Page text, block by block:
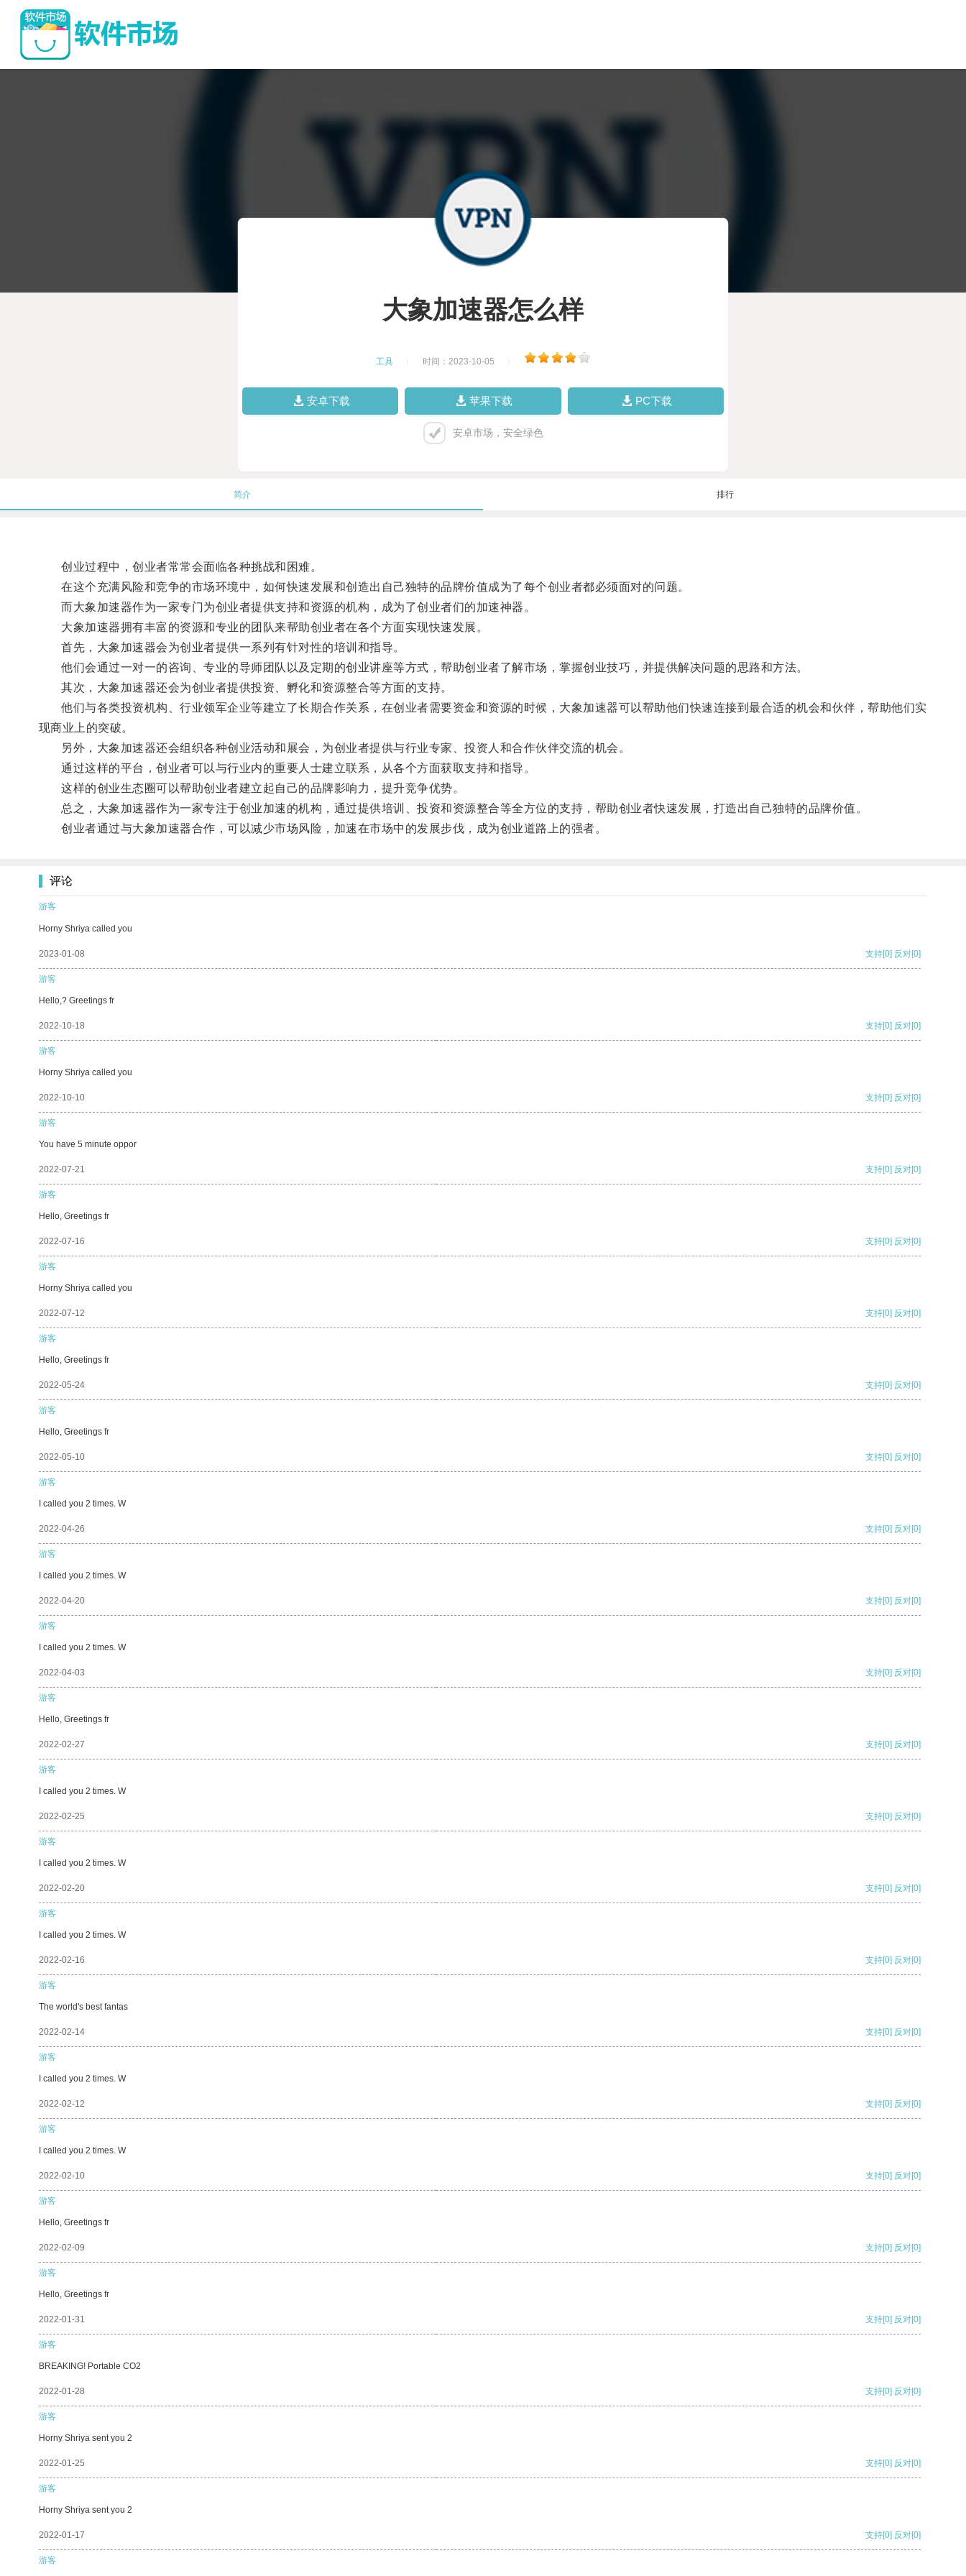
大象加速器怎么样
工具 时间：2023-10-05
安卓下载 苹果下载 PC下载
安卓市场，安全绿色
简介 排行
创业过程中，创业者常常会面临各种挑战和困难。
在这个充满风险和竞争的市场环境中，如何快速发展和创造出自己独特的品牌价值成为了每个创业者都必须面对的问题。
而大象加速器作为一家专门为创业者提供支持和资源的机构，成为了创业者们的加速神器。
大象加速器拥有丰富的资源和专业的团队来帮助创业者在各个方面实现快速发展。
首先，大象加速器会为创业者提供一系列有针对性的培训和指导。
他们会通过一对一的咨询、专业的导师团队以及定期的创业讲座等方式，帮助创业者了解市场，掌握创业技巧，并提供解决问题的思路和方法。
其次，大象加速器还会为创业者提供投资、孵化和资源整合等方面的支持。
他们与各类投资机构、行业领军企业等建立了长期合作关系，在创业者需要资金和资源的时候，大象加速器可以帮助他们快速连接到最合适的机会和伙伴，帮助他们实
现商业上的突破。
另外，大象加速器还会组织各种创业活动和展会，为创业者提供与行业专家、投资人和合作伙伴交流的机会。
通过这样的平台，创业者可以与行业内的重要人士建立联系，从各个方面获取支持和指导。
这样的创业生态圈可以帮助创业者建立起自己的品牌影响力，提升竞争优势。
总之，大象加速器作为一家专注于创业加速的机构，通过提供培训、投资和资源整合等全方位的支持，帮助创业者快速发展，打造出自己独特的品牌价值。
创业者通过与大象加速器合作，可以减少市场风险，加速在市场中的发展步伐，成为创业道路上的强者。
评论
游客
Horny Shriya called you
2023-01-08 支持[0] 反对[0]
游客
Hello,? Greetings fr
2022-10-18 支持[0] 反对[0]
游客
Horny Shriya called you
2022-10-10 支持[0] 反对[0]
游客
You have 5 minute oppor
2022-07-21 支持[0] 反对[0]
游客
Hello, Greetings fr
2022-07-16 支持[0] 反对[0]
游客
Horny Shriya called you
2022-07-12 支持[0] 反对[0]
游客
Hello, Greetings fr
2022-05-24 支持[0] 反对[0]
游客
Hello, Greetings fr
2022-05-10 支持[0] 反对[0]
游客
I called you 2 times. W
2022-04-26 支持[0] 反对[0]
游客
I called you 2 times. W
2022-04-20 支持[0] 反对[0]
游客
I called you 2 times. W
2022-04-03 支持[0] 反对[0]
游客
Hello, Greetings fr
2022-02-27 支持[0] 反对[0]
游客
I called you 2 times. W
2022-02-25 支持[0] 反对[0]
游客
I called you 2 times. W
2022-02-20 支持[0] 反对[0]
游客
I called you 2 times. W
2022-02-16 支持[0] 反对[0]
游客
The world's best fantas
2022-02-14 支持[0] 反对[0]
游客
I called you 2 times. W
2022-02-12 支持[0] 反对[0]
游客
I called you 2 times. W
2022-02-10 支持[0] 反对[0]
游客
Hello, Greetings fr
2022-02-09 支持[0] 反对[0]
游客
Hello, Greetings fr
2022-01-31 支持[0] 反对[0]
游客
BREAKING! Portable CO2
2022-01-28 支持[0] 反对[0]
游客
Horny Shriya sent you 2
2022-01-25 支持[0] 反对[0]
游客
Horny Shriya sent you 2
2022-01-17 支持[0] 反对[0]
游客